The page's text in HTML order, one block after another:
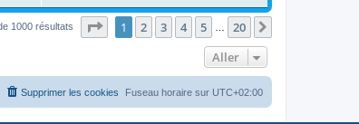
1000 résultats Page sur20
1 2 3 4 5 20
Aller
Fuseau horaire sur UTC+02:00
Supprimer les cookies